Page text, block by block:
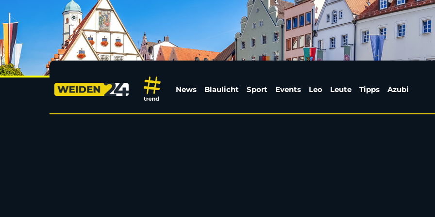
Weitere Abgänge: Voit und Schwarz
News Blaulicht Sport Events Leo Leute Tipps Azubi